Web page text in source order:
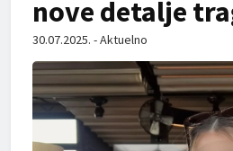
nove detalje
30.07.2025. - Aktuelno